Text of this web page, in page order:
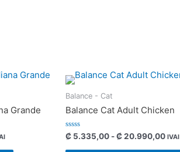
Grande
Balance - Cat
Balance Cat Adult Chicken
Valorado
con
0
₡ 5.335,00 -₡20.990,00 IVAI